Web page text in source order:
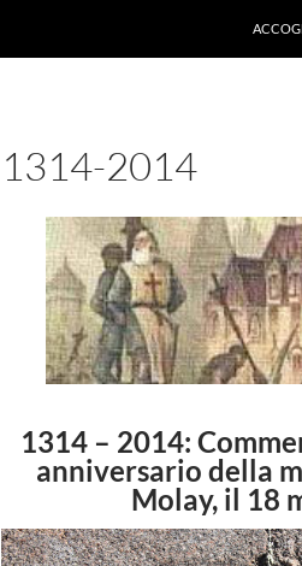
1314-2014
1314 – 2014:
anniversario della
Molay, il 18